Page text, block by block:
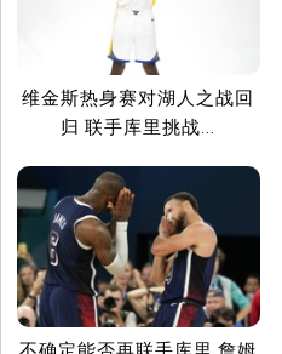
维金斯热身赛对湖人之战回
归 联手库里挑战...